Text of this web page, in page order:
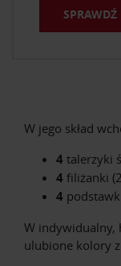
W jego skład
4 talerzyki
4 filiżanki
4
W indywidualny,
ulubione kolory
SPRAWDŹ